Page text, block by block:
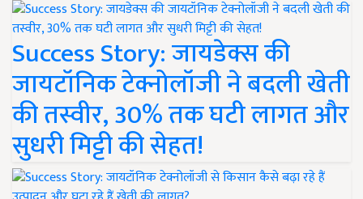
Success Story: जायडेक्स की
जायटॉनिक टेक्नोलॉजी ने बदली खेती
की तस्वीर, 30% तक घटी लागत और
सुधरी मिट्टी की सेहत!